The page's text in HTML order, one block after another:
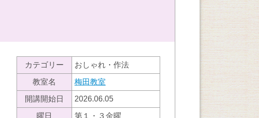
カテゴリー おしゃれ・作法
教室名 梅田教室
開講開始日 2026.06.05
曜日 第１・３金曜